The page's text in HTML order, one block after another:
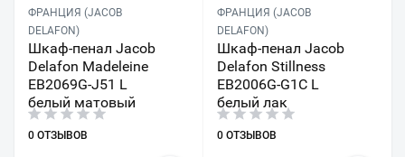
ФРАНЦИЯ (JACOB
DELAFON)
Шкаф-пенал Jacob
Delafon Madeleine
EB2069G-J51 L
белый матовый
0 ОТЗЫВОВ
ФРАНЦИЯ (JACOB
DELAFON)
Шкаф-пенал Jacob
Delafon Stillness
EB2006G-G1C L
белый лак
0 ОТЗЫВОВ